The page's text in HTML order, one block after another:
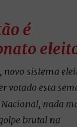
é
novo sistema
votado esta
nada
brutal na